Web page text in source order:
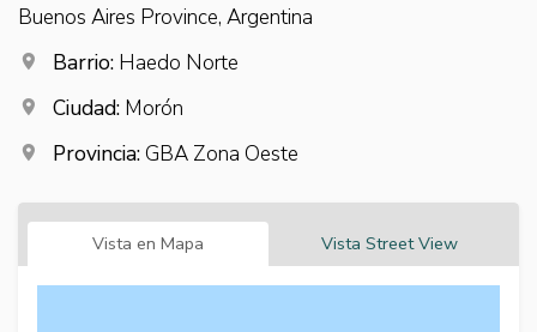
Buenos Aires Province, Argentina
Barrio: Haedo Norte
Ciudad: Morón
Provincia:GBA Zona Oeste
Vista en Mapa Vista Street View